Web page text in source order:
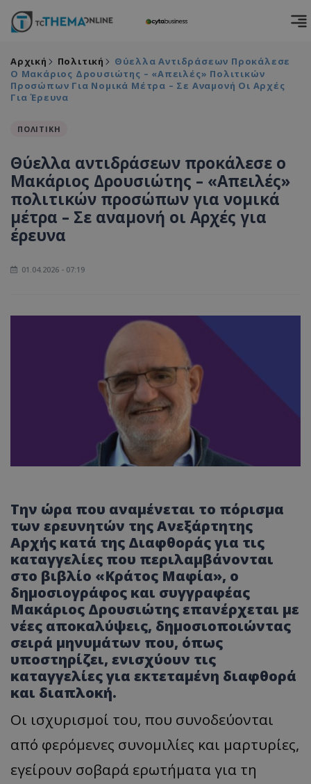
Αρχική Πολιτική
Θύελλα Αντιδράσεων Προκάλεσε
Ο Μακάριος Δρουσιώτης – «Απειλές» Πολιτικών
Προσώπων Για Νομικά Μέτρα – Σε Αναμονή Οι Αρχές
Για Έρευνα
ΠΟΛΙΤΙΚΗ
Θύελλα αντιδράσεων προκάλεσε ο
Μακάριος Δρουσιώτης – «Απειλές»
πολιτικών προσώπων για νομικά
μέτρα – Σε αναμονή οι Αρχές για
έρευνα
01.04.2026 - 07:19
Την ώρα που αναμένεται το πόρισμα
των ερευνητών της Ανεξάρτητης
Αρχής κατά της Διαφθοράς για τις
καταγγελίες που περιλαμβάνονται
στο βιβλίο «Κράτος Μαφία», ο
δημοσιογράφος και συγγραφέας
Μακάριος Δρουσιώτης επανέρχεται με
νέες αποκαλύψεις, δημοσιοποιώντας
σειρά μηνυμάτων που, όπως
υποστηρίζει, ενισχύουν τις
καταγγελίες για εκτεταμένη διαφθορά
και διαπλοκή.
Οι ισχυρισμοί του, που συνοδεύονται
από φερόμενες συνομιλίες και μαρτυρίες,
εγείρουν σοβαρά ερωτήματα για τη